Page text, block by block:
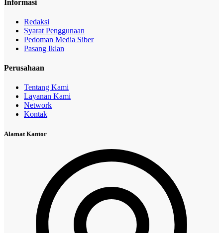
Informasi
Redaksi
Syarat Penggunaan
Pedoman Media Siber
Pasang Iklan
Perusahaan
Tentang Kami
Layanan Kami
Network
Kontak
Alamat Kantor